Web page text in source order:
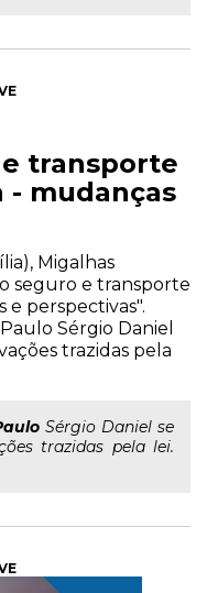
transporte
- mudanças
Migalhas
seguro e transporte
e perspectivas".
Sérgio Daniel
trazidas pela
Sérgio Daniel se
trazidas pela lei.